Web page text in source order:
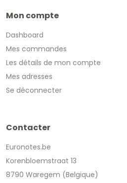
Mon compte
Dashboard
Mes commandes
Les détails de mon compte
Mes adresses
Se déconnecter
Contacter
Euronotes.be
Korenbloemstraat 13
8790 Waregem (Belgique)